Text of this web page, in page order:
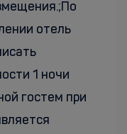
отель
1 ночи
гостем при